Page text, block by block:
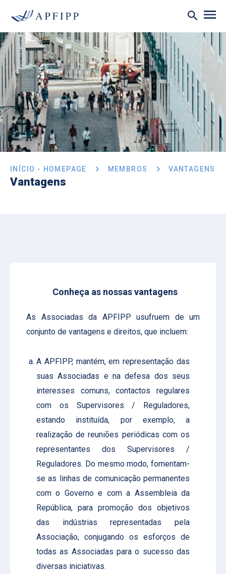
INÍCIO - HOMEPAGE MEMBROS VANTAGENS
Vantagens
Conheça as nossas vantagens
As Associadas da APFIPP usufruem de um
conjunto de vantagens e direitos, que incluem:
A APFIPP, mantém, em representação das
suas Associadas e na defesa dos seus
interesses comuns, contactos regulares
com os Supervisores / Reguladores,
estando instituída, por exemplo, a
realização de reuniões periódicas com os
representantes dos Supervisores /
Reguladores. Do mesmo modo, fomentam-
se as linhas de comunicação permanentes
com o Governo e com a Assembleia da
República, para promoção dos objetivos
das indústrias representadas pela
Associação, conjugando os esforços de
todas as Associadas para o sucesso das
diversas iniciativas.